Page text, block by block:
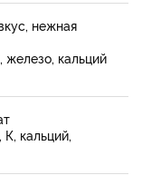
нежная
кальций
кальций,